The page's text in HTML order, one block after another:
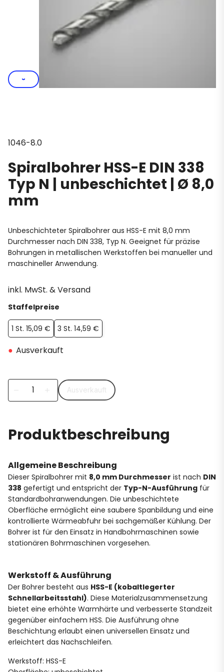
›
1046-8.0
Spiralbohrer HSS-E DIN 338
Typ N | unbeschichtet | Ø 8,0
mm
Unbeschichteter Spiralbohrer aus HSS-E mit 8,0 mm
Durchmesser nach DIN 338, Typ N. Geeignet für präzise
Bohrungen in metallischen Werkstoffen bei manueller und
maschineller Anwendung.
inkl. MwSt. & Versand
Staffelpreise
1 St. 15,09 € 3 St. 14,59 €
● Ausverkauft
remove add Ausverkauft
Allgemeine Beschreibung
Dieser Spiralbohrer mit 8,0 mm Durchmesser ist nach DIN
338 gefertigt und entspricht der Typ-N-Ausführung für
Standardbohranwendungen. Die unbeschichtete
Oberfläche ermöglicht eine saubere Spanbildung und eine
kontrollierte Wärmeabfuhr bei sachgemäßer Kühlung. Der
Bohrer ist für den Einsatz in Handbohrmaschinen sowie
stationären Bohrmaschinen vorgesehen.
Werkstoff & Ausführung
Der Bohrer besteht aus HSS-E (kobaltlegerter
Schnellarbeitsstahl). Diese Materialzusammensetzung
bietet eine erhöhte Warmhärte und verbesserte Standzeit
gegenüber einfachem HSS. Die Ausführung ohne
Beschichtung erlaubt einen universellen Einsatz und
erleichtert das Nachschleifen.
Werkstoff: HSS-E
Produktbeschreibung